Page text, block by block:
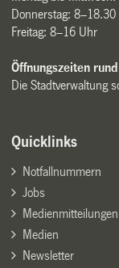
Donnerstag: 8–18.30
Freitag: 8–16 Uhr
Öffnungszeiten
Die Stadtverwaltung
Quicklinks
Notfallnummern
Jobs
Medienmitteilungen
Medien
Newsletter